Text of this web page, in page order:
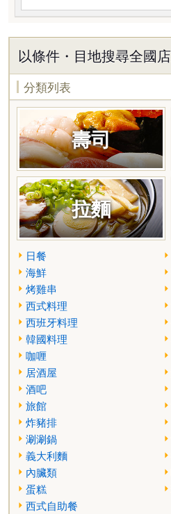
以條件・目地搜尋全國
分類列表
壽司
拉麵
日餐
海鮮
烤雞串
西式料理
西班牙料理
韓國料理
咖喱
居酒屋
酒吧
旅館
炸豬排
涮涮鍋
義大利麵
內臟類
蛋糕
西式自助餐